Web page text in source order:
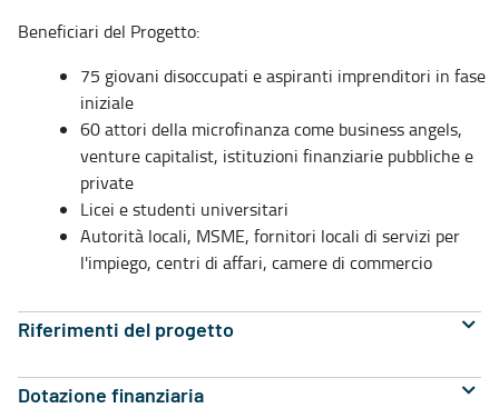
Beneficiari del Progetto:
75 giovani disoccupati e aspiranti imprenditori in fase
iniziale
60 attori della microfinanza come business angels,
venture capitalist, istituzioni finanziarie pubbliche e
private
Licei e studenti universitari
Autorità locali, MSME, fornitori locali di servizi per
l'impiego, centri di affari, camere di commercio
Riferimenti del progetto
Dotazione finanziaria